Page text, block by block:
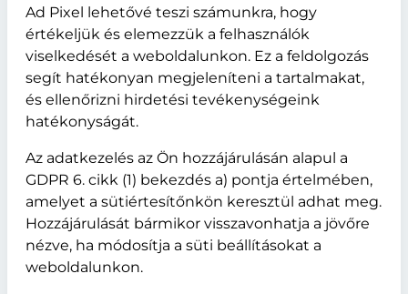
Ad Pixel lehetővé teszi számunkra, hogy
értékeljük és elemezzük a felhasználók
viselkedését a weboldalunkon. Ez a feldolgozás
segít hatékonyan megjeleníteni a tartalmakat,
és ellenőrizni hirdetési tevékenységeink
hatékonyságát.
Az adatkezelés az Ön hozzájárulásán alapul a
GDPR 6. cikk (1) bekezdés a) pontja értelmében,
amelyet a sütiértesítőnkön keresztül adhat meg.
Hozzájárulását bármikor visszavonhatja a jövőre
nézve, ha módosítja a süti beállításokat a
weboldalunkon.